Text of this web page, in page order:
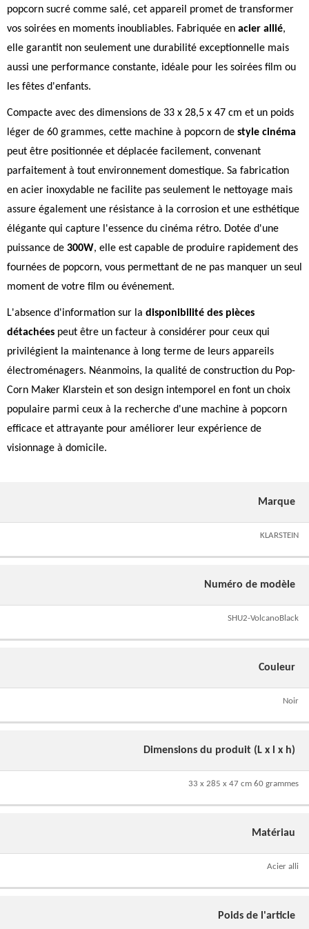
popcorn sucré comme salé, cet appareil promet de transformer
vos soirées en moments inoubliables. Fabriquée en acier allié,
elle garantit non seulement une durabilité exceptionnelle mais
aussi une performance constante, idéale pour les soirées film ou
les fêtes d'enfants.
Compacte avec des dimensions de 33 x 28,5 x 47 cm et un poids
léger de 60 grammes, cette machine à popcorn de style cinéma
peut être positionnée et déplacée facilement, convenant
parfaitement à tout environnement domestique. Sa fabrication
en acier inoxydable ne facilite pas seulement le nettoyage mais
assure également une résistance à la corrosion et une esthétique
élégante qui capture l'essence du cinéma rétro. Dotée d'une
puissance de 300W, elle est capable de produire rapidement des
fournées de popcorn, vous permettant de ne pas manquer un seul
moment de votre film ou événement.
L'absence d'information sur la disponibilité des pièces
détachées peut être un facteur à considérer pour ceux qui
privilégient la maintenance à long terme de leurs appareils
électroménagers. Néanmoins, la qualité de construction du Pop-
Corn Maker Klarstein et son design intemporel en font un choix
populaire parmi ceux à la recherche d'une machine à popcorn
efficace et attrayante pour améliorer leur expérience de
visionnage à domicile.
Marque
KLARSTEIN
Numéro de modèle
SHU2-VolcanoBlack
Couleur
Noir
Dimensions du produit (L x l x h)
33 x 285 x 47 cm 60 grammes
Matériau
Acier alli
Poids de l'article